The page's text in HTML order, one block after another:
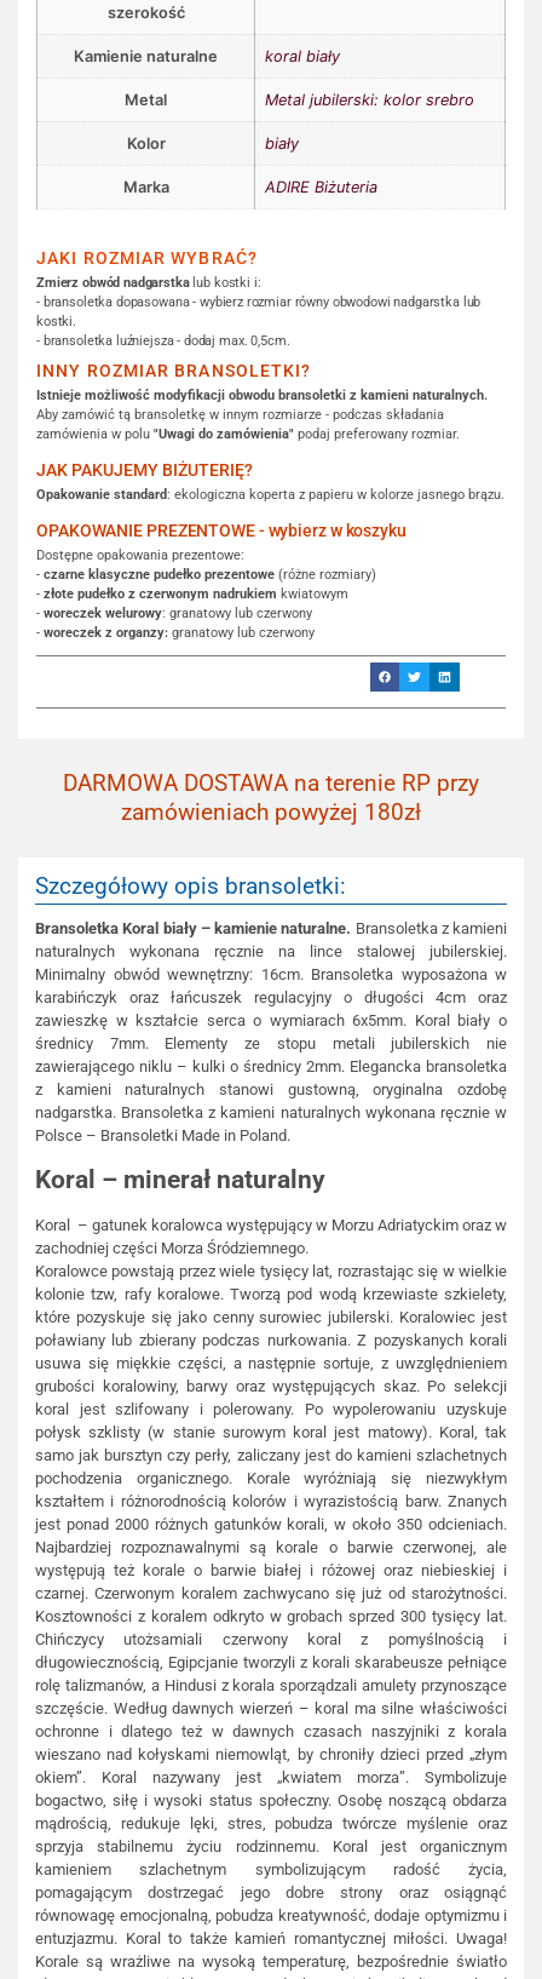
szerokość
Kamienie naturalne koral biały
Metal Metal jubilerski: kolor srebro
Kolor biały
Marka ADIRE Biżuteria
JAKI ROZMIAR WYBRAĆ?
Zmierz obwód nadgarstkalub kostki i:
- bransoletka dopasowana - wybierz rozmiar równy obwodowi nadgarstka lub
kostki.
- bransoletka luźniejsza - dodaj max. 0,5cm.
INNY ROZMIAR BRANSOLETKI?
Istnieje możliwość modyfikacji obwodu bransoletki z kamieni naturalnych.
Aby zamówić tą bransoletkę w innym rozmiarze - podczas składania
zamówienia w polu "Uwagi do zamówienia" podaj preferowany rozmiar.
JAK PAKUJEMY BIŻUTERIĘ?
Opakowanie standard: ekologiczna koperta z papieru w kolorze jasnego brązu.
OPAKOWANIE PREZENTOWE - wybierz w koszyku
Dostępne opakowania prezentowe:
- czarne klasyczne pudełko prezentowe (różne rozmiary)
- złote pudełko z czerwonym nadrukiem kwiatowym
- woreczek welurowy: granatowy lub czerwony
- woreczek z organzy: granatowy lub czerwony
DARMOWA DOSTAWA na terenie RP przy
zamówieniach powyżej 180zł
Szczegółowy opis bransoletki:
Bransoletka Koral biały – kamienie naturalne. Bransoletka z kamieni
naturalnych wykonana ręcznie na lince stalowej jubilerskiej.
Minimalny obwód wewnętrzny: 16cm. Bransoletka wyposażona w
karabińczyk oraz łańcuszek regulacyjny o długości 4cm oraz
zawieszkę w kształcie serca o wymiarach 6x5mm. Koral biały o
średnicy 7mm. Elementy ze stopu metali jubilerskich nie
zawierającego niklu – kulki o średnicy 2mm. Elegancka bransoletka
z kamieni naturalnych stanowi gustowną, oryginalna ozdobę
nadgarstka. Bransoletka z kamieni naturalnych wykonana ręcznie w
Polsce – Bransoletki Made in Poland.
Koral – minerał naturalny
Koral – gatunek koralowca występujący w Morzu Adriatyckim oraz w
zachodniej części Morza Śródziemnego.
Koralowce powstają przez wiele tysięcy lat, rozrastając się w wielkie
kolonie tzw, rafy koralowe. Tworzą pod wodą krzewiaste szkielety,
które pozyskuje się jako cenny surowiec jubilerski. Koralowiec jest
poławiany lub zbierany podczas nurkowania. Z pozyskanych korali
usuwa się miękkie części, a następnie sortuje, z uwzględnieniem
grubości koralowiny, barwy oraz występujących skaz. Po selekcji
koral jest szlifowany i polerowany. Po wypolerowaniu uzyskuje
połysk szklisty (w stanie surowym koral jest matowy). Koral, tak
samo jak bursztyn czy perły, zaliczany jest do kamieni szlachetnych
pochodzenia organicznego. Korale wyróżniają się niezwykłym
kształtem i różnorodnością kolorów i wyrazistością barw. Znanych
jest ponad 2000 różnych gatunków korali, w około 350 odcieniach.
Najbardziej rozpoznawalnymi są korale o barwie czerwonej, ale
występują też korale o barwie białej i różowej oraz niebieskiej i
czarnej. Czerwonym koralem zachwycano się już od starożytności.
Kosztowności z koralem odkryto w grobach sprzed 300 tysięcy lat.
Chińczycy utożsamiali czerwony koral z pomyślnością i
długowiecznością, Egipcjanie tworzyli z korali skarabeusze pełniące
rolę talizmanów, a Hindusi z korala sporządzali amulety przynoszące
szczęście. Według dawnych wierzeń – koral ma silne właściwości
ochronne i dlatego też w dawnych czasach naszyjniki z korala
wieszano nad kołyskami niemowląt, by chroniły dzieci przed „złym
okiem”. Koral nazywany jest „kwiatem morza”. Symbolizuje
bogactwo, siłę i wysoki status społeczny. Osobę noszącą obdarza
mądrością, redukuje lęki, stres, pobudza twórcze myślenie oraz
sprzyja stabilnemu życiu rodzinnemu. Koral jest organicznym
kamieniem szlachetnym symbolizującym radość życia,
pomagającym dostrzegać jego dobre strony oraz osiągnąć
równowagę emocjonalną, pobudza kreatywność, dodaje optymizmu i
entuzjazmu. Koral to także kamień romantycznej miłości. Uwaga!
Korale są wrażliwe na wysoką temperaturę, bezpośrednie światło